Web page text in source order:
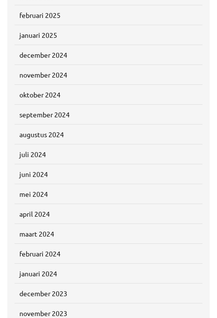
februari 2025
januari 2025
december 2024
november 2024
oktober 2024
september 2024
augustus 2024
juli 2024
juni 2024
mei 2024
april 2024
maart 2024
februari 2024
januari 2024
december 2023
november 2023